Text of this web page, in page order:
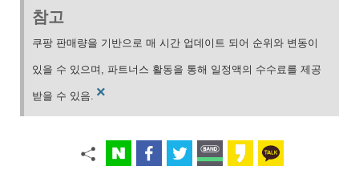
참고
쿠팡 판매량을 기반으로 매 시간 업데이트 되어 순위와 변동이
있을 수 있으며, 파트너스 활동을 통해 일정액의 수수료를 제공
받을 수 있음. ×